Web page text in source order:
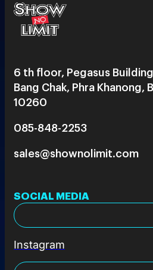
6 th floor, Pegasus
Bang Chak, Phra Khanong,
10260
085-848-2253
sales@shownolimit.com
SOCIAL MEDIA
Instagram